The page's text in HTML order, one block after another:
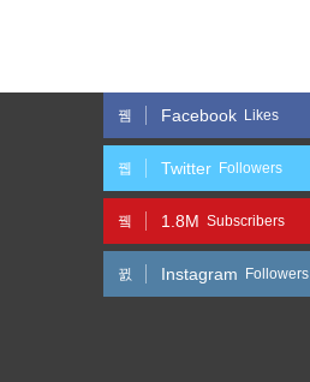
Facebook Likes
Twitter Followers
1.8M Subscribers
Instagram Followers